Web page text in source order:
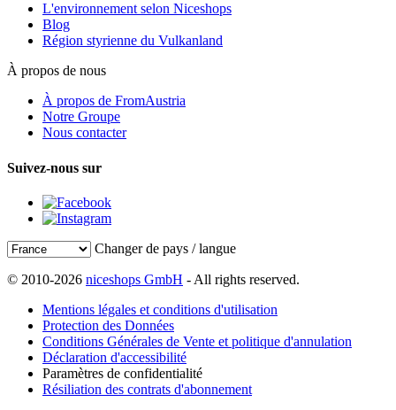
L'environnement selon Niceshops
Blog
Région styrienne du Vulkanland
À propos de nous
À propos de FromAustria
Notre Groupe
Nous contacter
Suivez-nous sur
Changer de pays / langue
© 2010-2026 niceshops GmbH - All rights reserved.
Mentions légales et conditions d'utilisation
Protection des Données
Conditions Générales de Vente et politique d'annulation
Déclaration d'accessibilité
Paramètres de confidentialité
Résiliation des contrats d'abonnement